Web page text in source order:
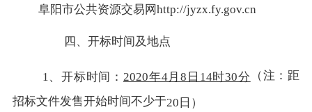
阜阳市公共资源交易网http://jyzx.fy.gov.cn
四、开标时间及地点
1、开标时间： 2020年4月8日14时30分 （注：距
招标文件发售开始时间不少于20日）